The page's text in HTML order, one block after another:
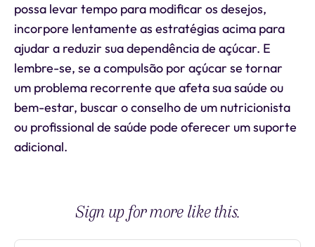
possa levar tempo para modificar os desejos,
incorpore lentamente as estratégias acima para
ajudar a reduzir sua dependência de açúcar. E
lembre-se, se a compulsão por açúcar se tornar
um problema recorrente que afeta sua saúde ou
bem-estar, buscar o conselho de um nutricionista
ou profissional de saúde pode oferecer um suporte
adicional.
Sign up for more like this.